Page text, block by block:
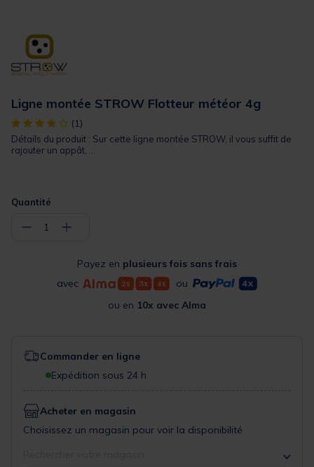
Ligne montée STROW Flotteur météor 4g
[object Object] out of 5 Customer Rating
(1)
Détails du produit : Sur cette ligne montée STROW, il vous suffit de
rajouter un appât, ...
Quantité
− 1 +
Payez en plusieurs fois sans frais
avec
ou
ou en 10x avec Alma
Commander en ligne
Expédition sous 24 h
Acheter en magasin
Choisissez un magasin pour voir la disponibilité